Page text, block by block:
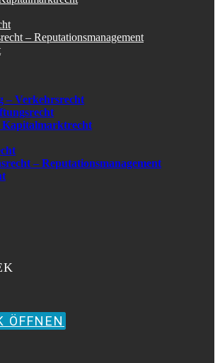
– Reputationsmanagement
– Verkehrsrecht
– Reputationsmanagement
ÖFFNEN